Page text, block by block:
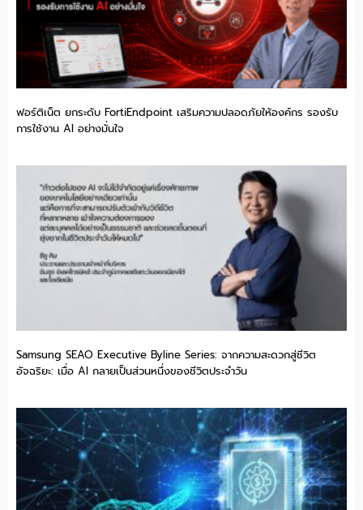
ฟอร์ติเน็ต ยกระดับ FortiEndpoint เสริมความปลอดภัยให้องค์กร รองรับ
การใช้งาน AI อย่างมั่นใจ
Samsung SEAO Executive Byline Series: จากความสะดวกสู่ชีวิต
อัจฉริยะ: เมื่อ AI กลายเป็นส่วนหนึ่งของชีวิตประจำวัน